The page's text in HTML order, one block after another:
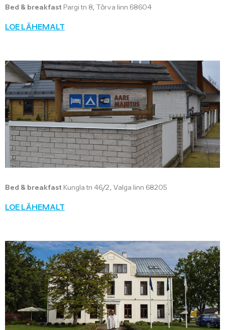
Bed & breakfast Pargi tn 8, Tõrva linn 68604
LOE LÄHEMALT
Bed & breakfast Kungla tn 46/2, Valga linn 68205
LOE LÄHEMALT